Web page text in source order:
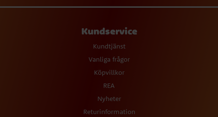
Kundservice
Kundtjänst
Vanliga frågor
Köpvillkor
REA
Nyheter
Returinformation